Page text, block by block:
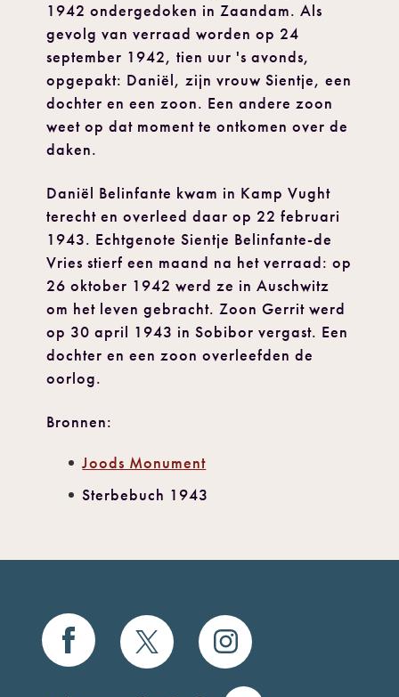
1942 ondergedoken in Zaandam. Als
gevolg van verraad worden op 24
september 1942, tien uur 's avonds,
opgepakt: Daniël, zijn vrouw Sientje, een
dochter en een zoon. Een andere zoon
weet op dat moment te ontkomen over de
daken.
Daniël Belinfante kwam in Kamp Vught
terecht en overleed daar op 22 februari
1943. Echtgenote Sientje Belinfante-de
Vries stierf een maand na het verraad: op
26 oktober 1942 werd ze in Auschwitz
om het leven gebracht. Zoon Gerrit werd
op 30 april 1943 in Sobibor vergast. Een
dochter en een zoon overleefden de
oorlog.
Bronnen:
Joods Monument
Sterbebuch 1943